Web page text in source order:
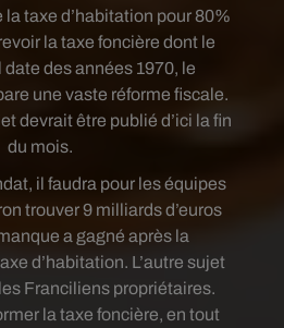
taxe d’habitation pour 80%
la taxe foncière dont le
des années 1970, le
une vaste réforme fiscale.
devrait être publié d’ici la fin
du mois.
il faudra pour les équipes
trouver 9 milliards d’euros
a gagné après la
d’habitation. L’autre sujet
Franciliens propriétaires.
la taxe foncière, en tout